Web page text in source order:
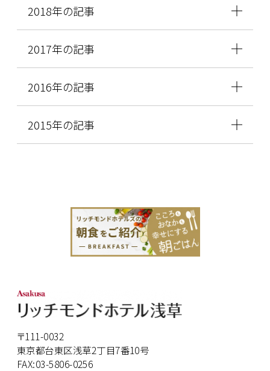
2018年の記事
2017年の記事
2016年の記事
2015年の記事
〒111-0032
東京都台東区浅草2丁目7番10号
FAX:03-5806-0256